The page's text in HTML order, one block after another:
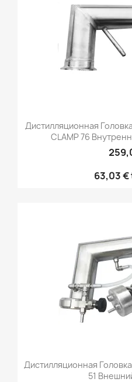
Дистилляционная
CLAMP 76
63,03 €
Дистилляционная
51